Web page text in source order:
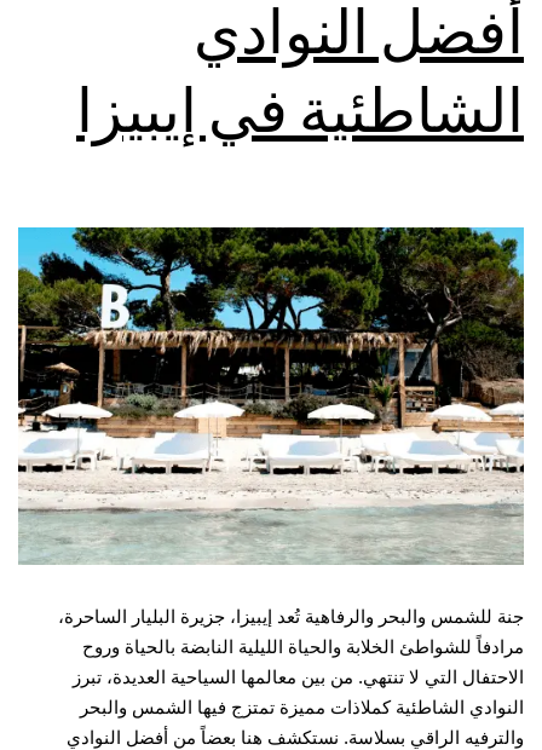
أفضل النوادي
الشاطئية في إيبيزا
جنة للشمس والبحر والرفاهية تُعد إيبيزا، جزيرة البليار الساحرة،
مرادفاً للشواطئ الخلابة والحياة الليلية النابضة بالحياة وروح
الاحتفال التي لا تنتهي. من بين معالمها السياحية العديدة، تبرز
النوادي الشاطئية كملاذات مميزة تمتزج فيها الشمس والبحر
والترفيه الراقي بسلاسة. نستكشف هنا بعضاً من أفضل النوادي